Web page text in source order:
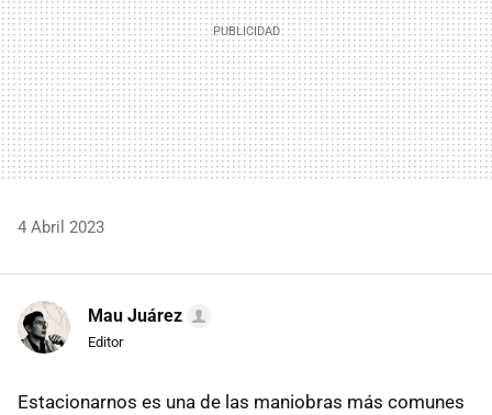
4 Abril 2023
Mau Juárez
Editor
Estacionarnos es una de las maniobras más comunes